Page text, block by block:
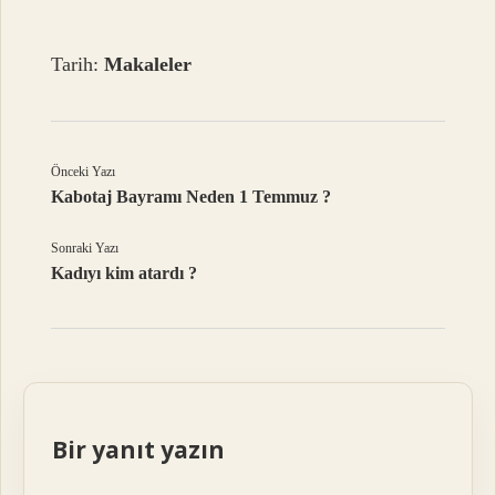
Tarih:Makaleler
Önceki Yazı
Kabotaj Bayramı Neden 1 Temmuz ?
Sonraki Yazı
Kadıyı kim atardı ?
Bir yanıt yazın